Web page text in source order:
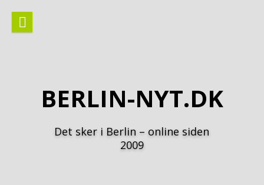
indhold
BERLIN-NYT.DK
Det sker i Berlin – online siden
2009